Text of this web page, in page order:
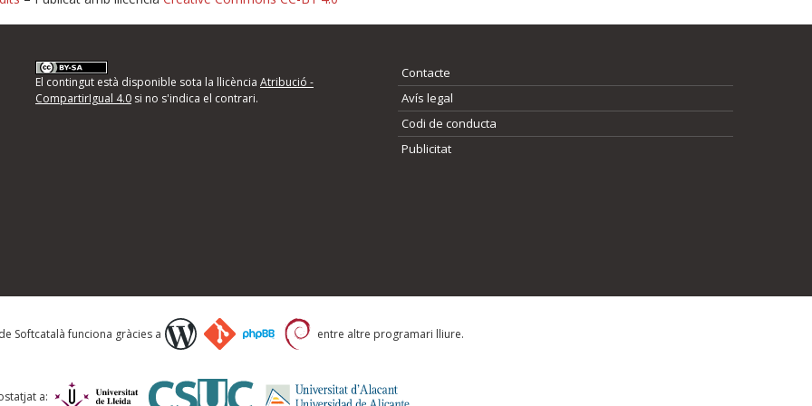
d'errors
següents i descriviu quina és la millora que
El contingut està disponible sota la llicència Atribució -
CompartirIgual 4.0si no s'indica el contrari.
Contacte
Avís legal
Codi de conducta
Publicitat
Softcatalà funciona gràcies a entre altre programari lliure.
a: